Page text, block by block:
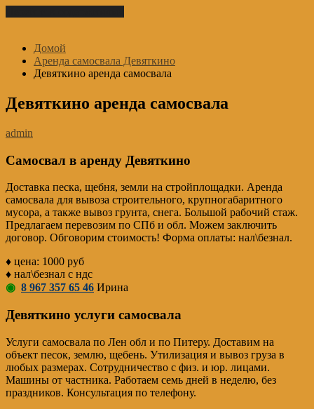
Домой
Аренда самосвала Девяткино
Девяткино аренда самосвала
Девяткино аренда самосвала
admin
Самосвал в аренду Девяткино
Доставка песка, щебня, земли на стройплощадки. Аренда
самосвала для вывоза строительного, крупногабаритного
мусора, а также вывоз грунта, снега. Большой рабочий стаж.
Предлагаем перевозим по СПб и обл. Можем заключить
договор. Обговорим стоимость! Форма оплаты: нал\безнал.
♦ цена: 1000 руб
♦ нал\безнал с ндс
◉ 8 967 357 65 46 Ирина
Девяткино услуги самосвала
Услуги самосвала по Лен обл и по Питеру. Доставим на
объект песок, землю, щебень. Утилизация и вывоз груза в
любых размерах. Сотрудничество с физ. и юр. лицами.
Машины от частника. Работаем семь дней в неделю, без
праздников. Консультация по телефону.